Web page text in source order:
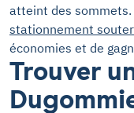
atteint des sommets.
stationnement
économies et de
Trouver